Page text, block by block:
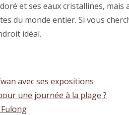
et ses eaux cristallines, mais
du monde entier. Si vous
idéal.
avec ses expositions
une journée à la plage ?